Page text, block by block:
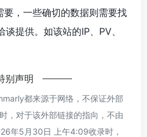
，一些确切的数据则需要找
提供。如该站的IP、PV、
别声明
都来源于网络，不保证外部
，对于该外部链接的指向，不由
年5月30日 上午4:09收录时，